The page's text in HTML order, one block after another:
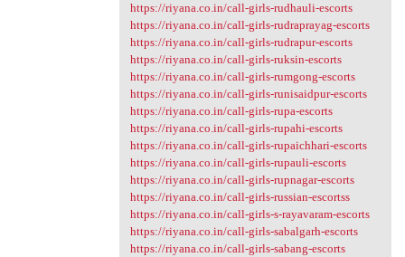
https://riyana.co.in/call-girls-rudhauli-escorts
https://riyana.co.in/call-girls-rudraprayag-escorts
https://riyana.co.in/call-girls-rudrapur-escorts
https://riyana.co.in/call-girls-ruksin-escorts
https://riyana.co.in/call-girls-rumgong-escorts
https://riyana.co.in/call-girls-runisaidpur-escorts
https://riyana.co.in/call-girls-rupa-escorts
https://riyana.co.in/call-girls-rupahi-escorts
https://riyana.co.in/call-girls-rupaichhari-escorts
https://riyana.co.in/call-girls-rupauli-escorts
https://riyana.co.in/call-girls-rupnagar-escorts
https://riyana.co.in/call-girls-russian-escortss
https://riyana.co.in/call-girls-s-rayavaram-escorts
https://riyana.co.in/call-girls-sabalgarh-escorts
https://riyana.co.in/call-girls-sabang-escorts